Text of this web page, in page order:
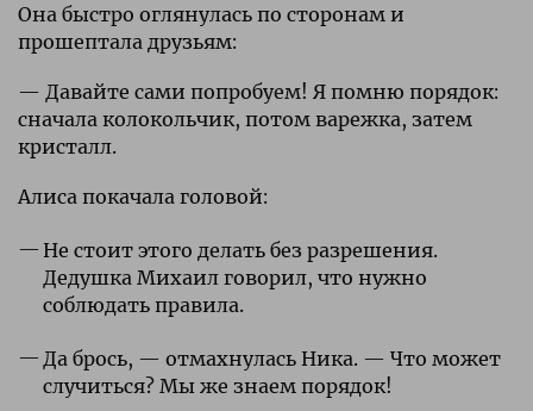
Она быстро оглянулась по сторонам и
прошептала друзьям:
— Давайте сами попробуем! Я помню порядок:
сначала колокольчик, потом варежка, затем
кристалл.
Алиса покачала головой:
Не стоит этого делать без разрешения.
Дедушка Михаил говорил, что нужно
соблюдать правила.
Да брось, — отмахнулась Ника. — Что может
случиться? Мы же знаем порядок!